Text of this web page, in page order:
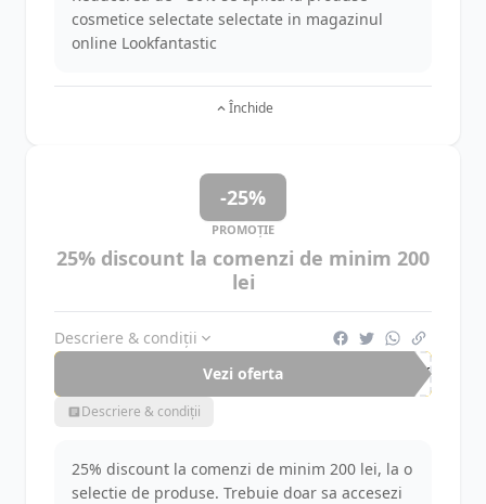
cosmetice selectate selectate in magazinul
online Lookfantastic
Închide
-25%
PROMOȚIE
25% discount la comenzi de minim 200
lei
Descriere & condiții
Vezi oferta
-25%
Descriere & condiții
25% discount la comenzi de minim 200 lei, la o
selectie de produse. Trebuie doar sa accesezi